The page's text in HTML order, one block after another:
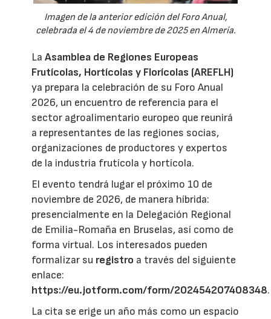
Imagen de la anterior edición del Foro Anual,
celebrada el 4 de noviembre de 2025 en Almería.
LaAsamblea de Regiones Europeas
Frutícolas, Hortícolas y Florícolas (AREFLH)
ya prepara la celebración de su Foro Anual
2026, un encuentro de referencia para el
sector agroalimentario europeo que reunirá
a representantes de las regiones socias,
organizaciones de productores y expertos
de la industria frutícola y hortícola.
El evento tendrá lugar el próximo 10 de
noviembre de 2026, de manera híbrida:
presencialmente en la Delegación Regional
de Emilia-Romaña en Bruselas, así como de
forma virtual. Los interesados pueden
formalizar su registro a través del siguiente
enlace:
https://eu.jotform.com/form/202454207408348.
La cita se erige un año más como un espacio